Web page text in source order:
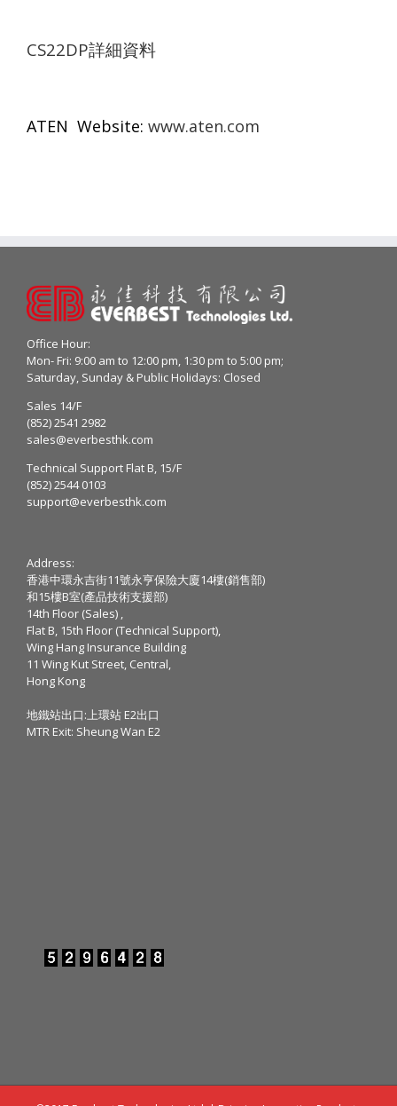
CS22DP詳細資料
ATEN Website: www.aten.com
Office Hour:
Mon- Fri: 9:00 am to 12:00 pm, 1:30 pm to 5:00 pm;
Saturday, Sunday & Public Holidays: Closed
Sales 14/F
(852) 2541 2982
sales@everbesthk.com
Technical Support Flat B, 15/F
(852) 2544 0103
support@everbesthk.com
Address:
香港中環永吉街11號永亨保險大廈14樓(銷售部)
和15樓B室(產品技術支援部)
14th Floor (Sales) ,
Flat B, 15th Floor (Technical Support),
Wing Hang Insurance Building
11 Wing Kut Street, Central,
Hong Kong
地鐵站出口:上環站 E2出口
MTR Exit: Sheung Wan E2